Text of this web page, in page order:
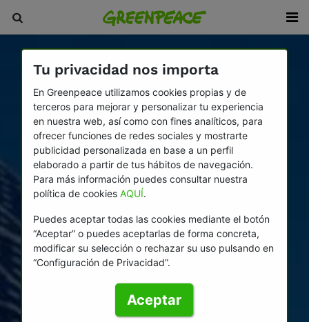
Tu privacidad nos importa
En Greenpeace utilizamos cookies propias y de
terceros para mejorar y personalizar tu experiencia
en nuestra web, así como con fines analíticos, para
ofrecer funciones de redes sociales y mostrarte
publicidad personalizada en base a un perfil
elaborado a partir de tus hábitos de navegación.
Para más información puedes consultar nuestra
política de cookies AQUÍ.
Puedes aceptar todas las cookies mediante el botón
“Aceptar” o puedes aceptarlas de forma concreta,
modificar su selección o rechazar su uso pulsando en
“Configuración de Privacidad”.
Aceptar